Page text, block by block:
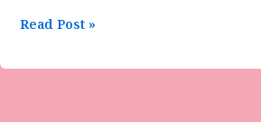
Read Post »